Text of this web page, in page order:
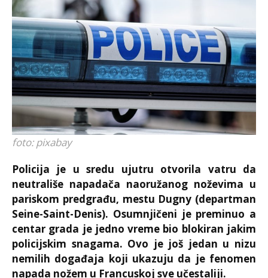
foto: pixabay
Policija je u sredu ujutru otvorila vatru da
neutrališe napadača naoružanog noževima u
pariskom predgrađu, mestu Dugny (departman
Seine-Saint-Denis). Osumnjičeni je preminuo a
centar grada je jedno vreme bio blokiran jakim
policijskim snagama. Ovo je još jedan u nizu
nemilih događaja koji ukazuju da je fenomen
napada nožem u Francuskoj sve učestaliji.